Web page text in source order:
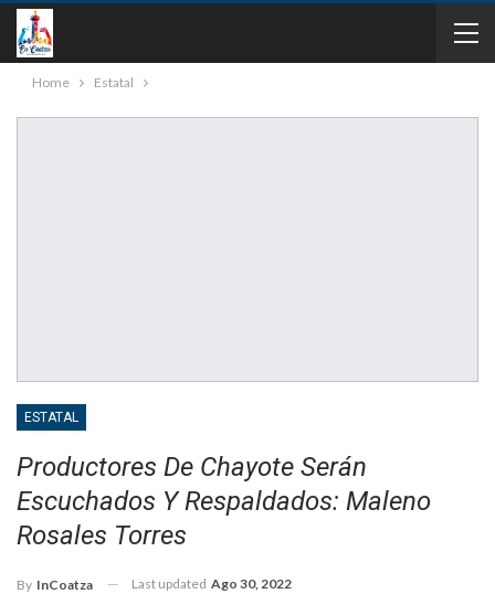
Home Estatal
ESTATAL
Productores De Chayote Serán
Escuchados Y Respaldados: Maleno
Rosales Torres
By InCoatza Last updated Ago 30, 2022